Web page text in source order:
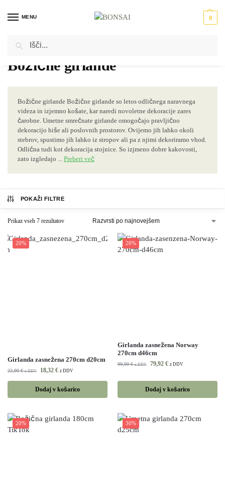
MENU 0
Domov Novoletna dekoracija
Božične girlande
Božične girlande Božične girlande so letos odličnega naravnega
videza in izjemno košate, kar naredi novoletne dekoracije zares
čarobne. Umetne smrečnate girlande omogočajo pravljično
dekoracijo hiše ali poslovnih prostorov. Ovijemo jih lahko okoli
stebrov, spustimo jih lahko iz stropov ali pa z njimi dekoriramo vhod.
Odlična tudi kot dekoracija stojnice. So izjmeno dobre kakovosti,
zato izgledajo ... Preberi več
POKAŽI FILTRE
Prikaz vseh 7 rezultatov
20%
Girlanda zasnežena 270cm d20cm
22,90€ z DDV 18,32 € z DDV
Dodaj v košarico
20%
Girlanda zasnežena Norway
270cm d46cm
99,90€ z DDV 79,92 € z DDV
Dodaj v košarico
20% 30%